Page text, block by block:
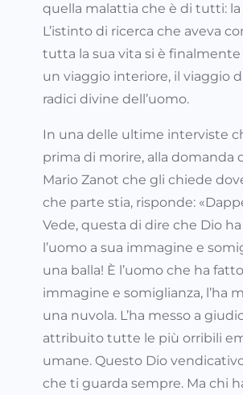
quella malattia che è di tutti:
L’istinto di ricerca che aveva
tutta la sua vita si è
un viaggio interiore, il viaggio
radici divine dell’uomo.
In una delle ultime interviste
prima di morire, alla domanda
Mario Zanot che gli chiede
che parte stia, risponde:
Vede, questa di dire che Dio
l’uomo a sua immagine e
una balla! È l’uomo che ha
immagine e somiglianza, l’ha
una nuvola. L’ha messo a
attribuito tutte le più orribili
umane. Questo Dio
che ti guarda sempre. Ma chi